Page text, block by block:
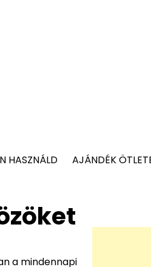
HASZNÁLD AJÁNDÉK
a mindennapi